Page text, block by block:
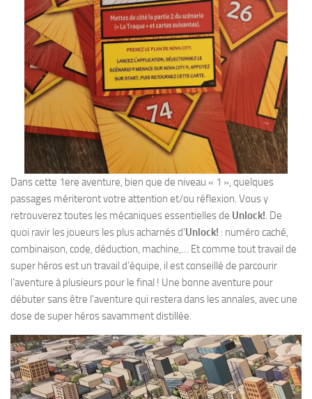
Dans cette 1ere aventure, bien que de niveau « 1 », quelques
passages mériteront votre attention et/ou réflexion. Vous y
retrouverez toutes les mécaniques essentielles de Unlock!. De
quoi ravir les joueurs les plus acharnés d’Unlock! : numéro caché,
combinaison, code, déduction, machine,… Et comme tout travail de
super héros est un travail d’équipe, il est conseillé de parcourir
l’aventure à plusieurs pour le final ! Une bonne aventure pour
débuter sans être l’aventure qui restera dans les annales, avec une
dose de super héros savamment distillée.